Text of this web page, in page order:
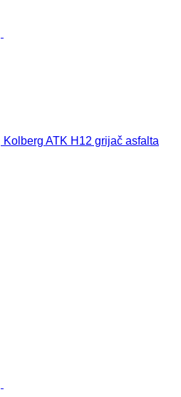
Kolberg ATK H12 grijač asfalta